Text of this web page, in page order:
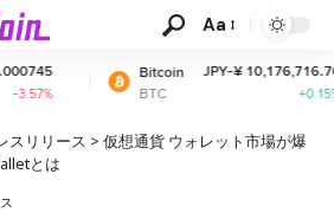
Aa
Bitcoin
BTC
JPY-¥ 10,176,716.76
ETH
スリリース > 仮想通貨 ウォレット市場が爆
とは